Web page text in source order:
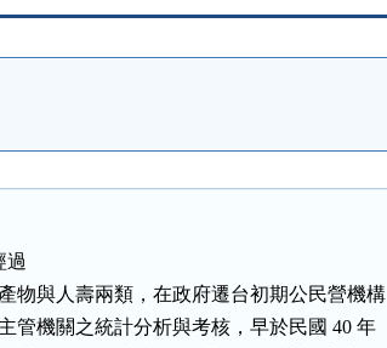
過
括產物與人壽兩類，在政府遷台初期公民營機構
主管機關之統計分析與考核，早於民國 40 年